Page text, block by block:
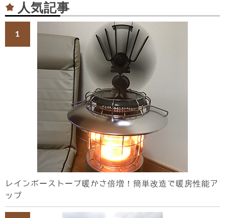
人気記事
レインボーストーブ暖かさ倍増！簡単改造で暖房性能ア
ップ